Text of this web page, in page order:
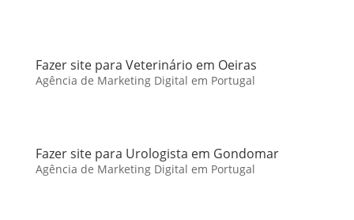
Fazer site para Veterinário em Oeiras
Agência de Marketing Digital em Portugal
Fazer site para Urologista em Gondomar
Agência de Marketing Digital em Portugal